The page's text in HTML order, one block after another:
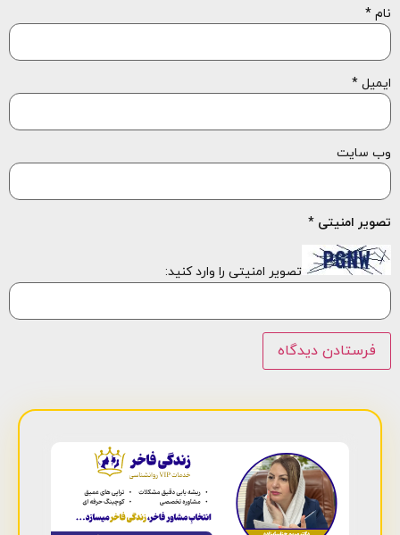
نام *
ایمیل *
وب‌ سایت
تصویر امنیتی *
تصویر امنیتی را وارد کنید: